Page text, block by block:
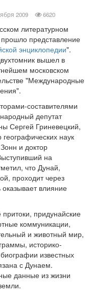
2009 просмотров
6620
литературном
представление
энциклопедии".
вышел в
московском
"Международные
составителями
депутат
Сергей Гриневецкий,
географических наук
и доктор
на
что Дунай,
проходит через
оказывает влияние
придунайские
коммуникации,
и животный мир,
историко-
известных
с Дунаем.
данные из жизни